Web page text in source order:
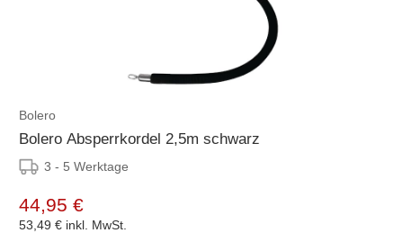
Bolero
Bolero Absperrkordel 2,5m schwarz
3 - 5 Werktage
44,95 €
53,49 € inkl. MwSt.